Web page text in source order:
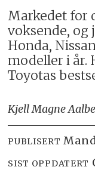
Markedet for
voksende, og
Honda,
modeller i år.
Toyotas
Kjell Magne
PUBLISERT
SIST OPPDATERT